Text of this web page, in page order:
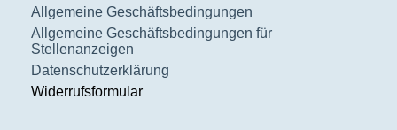
Allgemeine Geschäftsbedingungen
Allgemeine Geschäftsbedingungen für
Stellenanzeigen
Datenschutzerklärung
Widerrufsformular